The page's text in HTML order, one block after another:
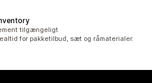
tilgængeligt
for pakketilbud, sæt og råmaterialer.